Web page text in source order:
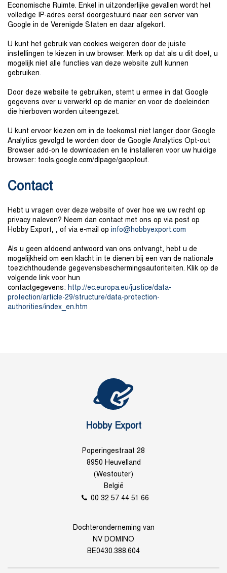
Economische Ruimte. Enkel in uitzonderlijke gevallen wordt het
volledige IP-adres eerst doorgestuurd naar een server van
Google in de Verenigde Staten en daar afgekort.
U kunt het gebruik van cookies weigeren door de juiste
instellingen te kiezen in uw browser. Merk op dat als u dit doet, u
mogelijk niet alle functies van deze website zult kunnen
gebruiken.
Door deze website te gebruiken, stemt u ermee in dat Google
gegevens over u verwerkt op de manier en voor de doeleinden
die hierboven worden uiteengezet.
U kunt ervoor kiezen om in de toekomst niet langer door Google
Analytics gevolgd te worden door de Google Analytics Opt-out
Browser add-on te downloaden en te installeren voor uw huidige
browser: tools.google.com/dlpage/gaoptout.
Contact
Hebt u vragen over deze website of over hoe we uw recht op
privacy naleven? Neem dan contact met ons op via post op
Hobby Export, , of via e-mail op info@ hobbyexport.com
Als u geen afdoend antwoord van ons ontvangt, hebt u de
mogelijkheid om een klacht in te dienen bij een van de nationale
toezichthoudende gegevensbeschermingsautoriteiten. Klik op de
volgende link voor hun
contactgegevens: http://ec.europa.eu/justice/data-
protection/article-29/structure/data-protection-
authorities/index_en.htm
Hobby Export
Poperingestraat 28
8950 Heuvelland
(Westouter)
België
00 32 57 44 51 66
Dochteronderneming van
NV DOMINO
BE0430.388.604